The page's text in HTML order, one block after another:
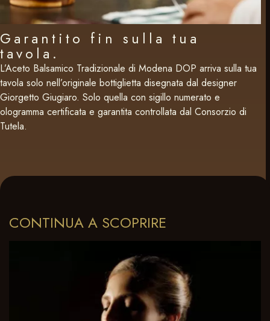
Garantito fin sulla tua
tavola.
L’Aceto Balsamico Tradizionale di Modena DOP arriva sulla tua
tavola solo nell’originale bottiglietta disegnata dal designer
Giorgetto Giugiaro. Solo quella con sigillo numerato e
ologramma certificata e garantita controllata dal Consorzio di
Tutela.
CONTINUA A SCOPRIRE